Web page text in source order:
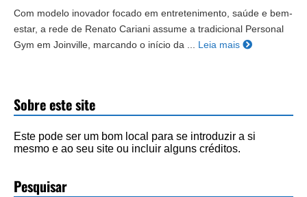
Com modelo inovador focado em entretenimento, saúde e bem-
estar, a rede de Renato Cariani assume a tradicional Personal
Gym em Joinville, marcando o início da ...
Leia mais
Sobre este site
Este pode ser um bom local para se introduzir a si
mesmo e ao seu site ou incluir alguns créditos.
Pesquisar